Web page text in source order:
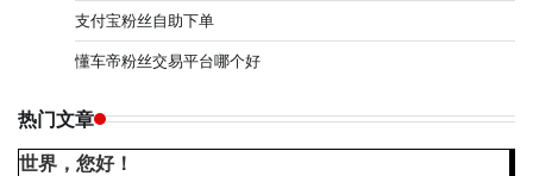
支付宝粉丝自助下单
懂车帝粉丝交易平台哪个好
热门文章
世界，您好！